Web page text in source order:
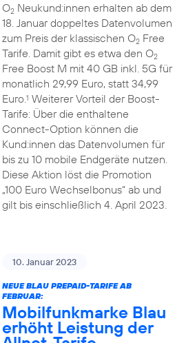
O2Neukund:innen erhalten ab dem
18. Januar doppeltes Datenvolumen
zum Preis der klassischen O2Free
Tarife. Damit gibt es etwa den O2
Free Boost M mit 40 GB inkl. 5G für
monatlich 29,99 Euro, statt 34,99
Euro.1 Weiterer Vorteil der Boost-
Tarife: Über die enthaltene
Connect-Option können die
Kund:innen das Datenvolumen für
bis zu 10 mobile Endgeräte nutzen.
Diese Aktion löst die Promotion
„100 Euro Wechselbonus“ ab und
gilt bis einschließlich 4. April 2023.
10. Januar 2023
NEUE BLAU PREPAID-TARIFE AB
FEBRUAR:
Mobilfunkmarke Blau
erhöht Leistung der